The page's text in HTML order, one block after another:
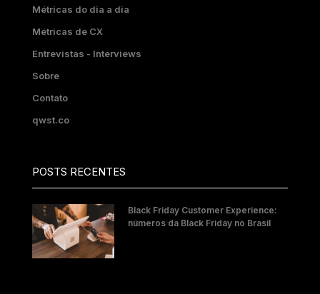
Métricas do dia a dia
Métricas de CX
Entrevistas - Interviews
Sobre
Contato
qwst.co
POSTS RECENTES
Black Friday Customer Experience:
números da Black Friday no Brasil